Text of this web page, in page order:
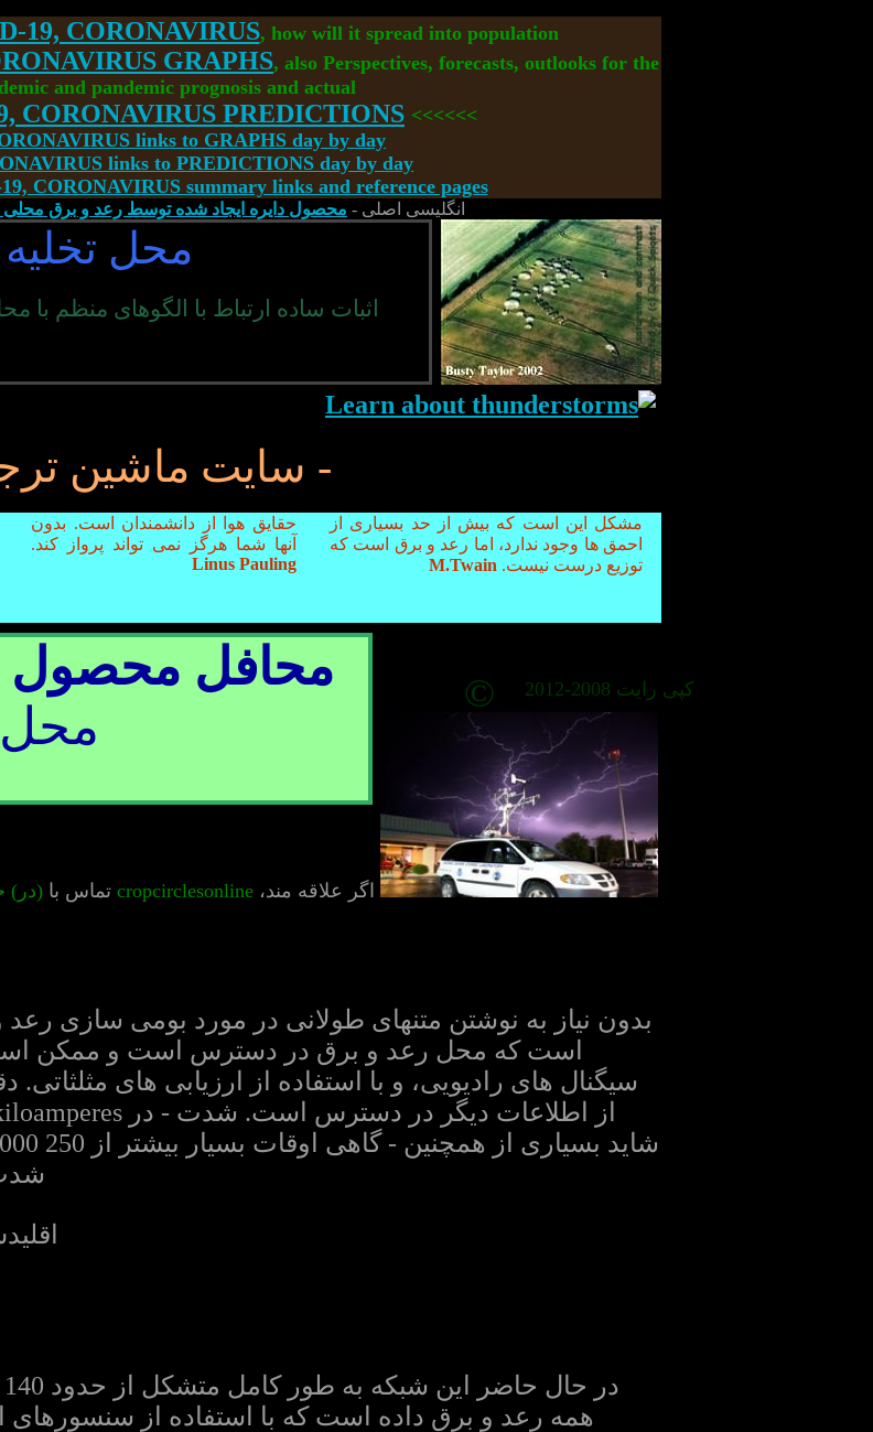
19, CORONAVIRUS, how will it spread into population
GRAPHS, also Perspectives, forecasts, outlooks for the
and pandemic prognosis and actual
>>>>>>
CORONAVIRUS PREDICTIONS
links to GRAPHS day by day
links to PREDICTIONS day by day
CORONAVIRUS summary links and reference pages
انگلیسی اصلی - محصول دایره ایجاد شده توسط رعد و برق
محل تخلیه
اثبات ساده ارتباط با الگوهای منظم با
- سایت ماشین
حقایق هوا از دانشمندان است. بدون
آنها شما هرگز نمی تواند پرواز کند.
Linus Pauling
مشکل این است که بیش از حد بسیاری از
احمق ها وجود ندارد، اما رعد و برق است که
توزیع درست نیست. M.Twain
محافل محصول
محل
© کپی رایت 2008-2012
اگر علاقه مند، cropcirclesonline تماس با (در)
بدون نیاز به نوشتن متنهای طولانی در مورد بومی سازی
است که محل رعد و برق در دسترس است و ممکن است.
سیگنال های رادیویی، و با استفاده از ارزیابی های
در حال حاضر این شبکه به طور کامل متشکل از حدود 140 سنسور، کمک به تشخیص رعد و برق.
همه رعد و برق داده است که با استفاده از سنسورهای